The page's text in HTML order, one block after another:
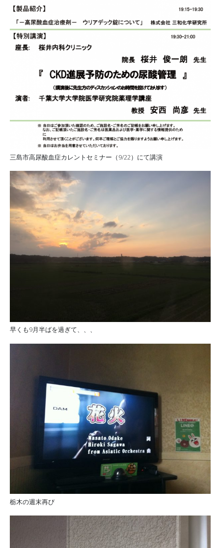
三島市高尿酸血症カレントセミナー（9/22）にて講演
早くも9月半ばを過ぎて、、、
栃木の週末再び